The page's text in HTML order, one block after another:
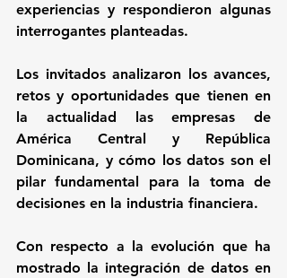
experiencias y respondieron algunas
interrogantes planteadas.
Los invitados analizaron los avances,
retos y oportunidades que tienen en
la actualidad las empresas de
América Central y República
Dominicana, y cómo los datos son el
pilar fundamental para la toma de
decisiones en la industria financiera.
Con respecto a la evolución que ha
mostrado la integración de datos en